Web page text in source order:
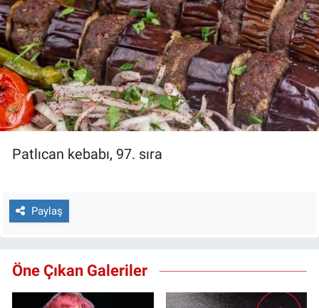
Patlıcan kebabı, 97. sıra
Paylaş
Öne Çıkan Galeriler